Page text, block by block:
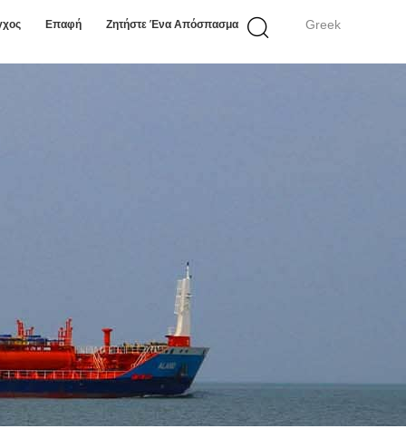
Greek
Επαφή Ζητήστε Ένα Απόσπασμα